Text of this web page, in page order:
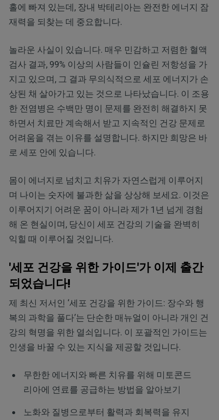
홀에 빠져 있는데, 장내 박테리아는 완전한 에너지 잠
재력을 되찾는 데 중요합니다.
놀라운 사실이 있습니다. 매우 민감하고 저렴한 혈액
검사 결과, 99% 이상의 사람들이 인슐린 저항성을 가
지고 있으며, 그 결과 무의식적으로 세포 에너지가 손
상된 채 살아가고 있는 것으로 나타났습니다. 이 조용
한 전염병은 수백만 명이 문제를 완전히 해결하지 못
하면서 치료만 계속해서 받고 지속적인 건강 문제로
어려움을 겪는 이유를 설명합니다. 하지만 희망은 바
로 세포 안에 있습니다.
몸이 에너지로 넘치고 치유가 자연스럽게 이루어지
며 나이는 숫자에 불과한 삶을 상상해 보세요. 이것은
이루어지기 어려운 꿈이 아니라 제가 1년 넘게 경험
해 온 현실이며, 당신이 세포 건강의 기술을 완벽히
익힐 때 이루어질 것입니다.
'세포 건강을 위한 가이드'가 이제 출간
되었습니다!
제 최신 저서인 ‘세포 건강을 위한 가이드: 장수와 행
복의 과학을 풀다’는 단순한 매뉴얼이 아니라 개인 건
강의 혁명을 위한 열쇠입니다. 이 포괄적인 가이드는
인생을 바꿀 수 있는 지식을 제공할 것입니다.
무한한 에너지와 빠른 치유를 위해 미토콘드
리아에 연료를 공급하는 방법을 알아보기
노화와 질병으로부터 활력과 회복력을 유지